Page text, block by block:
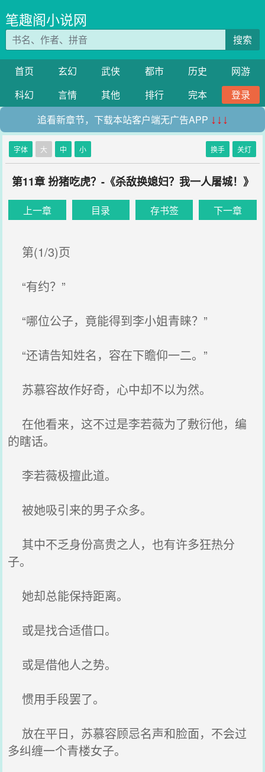
笔趣阁小说网
搜索
首页 玄幻 武侠 都市 历史
网游
科幻
言情 其他 排行 完本
登录
追看新章节，下载本站客户端无广告APP ↓↓↓
字体 大 中 小 换手 关灯
第11章 扮猪吃虎？-《杀敌换媳妇？我一人屠城！》
上一章 目录 存书签 下一章
第(1/3)页
“有约？”
“哪位公子，竟能得到李小姐青睐？”
“还请告知姓名，容在下瞻仰一二。”
苏慕容故作好奇，心中却不以为然。
在他看来，这不过是李若薇为了敷衍他，编
的瞎话。
李若薇极擅此道。
被她吸引来的男子众多。
其中不乏身份高贵之人，也有许多狂热分
子。
她却总能保持距离。
或是找合适借口。
或是借他人之势。
惯用手段罢了。
放在平日，苏慕容顾忌名声和脸面，不会过
多纠缠一个青楼女子。